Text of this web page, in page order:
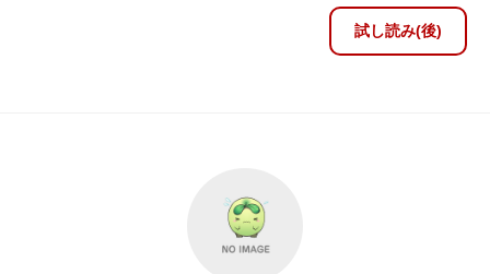
試し読み(後)